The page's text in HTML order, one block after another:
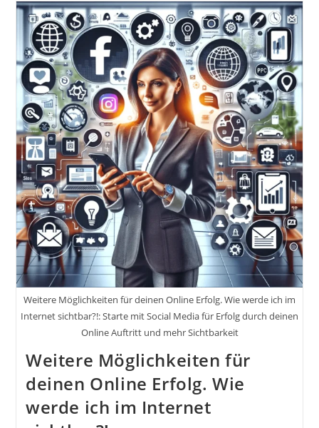
Sinn
In
Einem
Internetforum
Zu
Posten?
Werde
Experte
Und
Profi
Zu
Deinem
Thema!
Wie
Werde
Ich
Im
Internet
Sichtbar?!
Weitere Möglichkeiten für deinen Online Erfolg. Wie werde ich im
Internet sichtbar?!: Starte mit Social Media für Erfolg durch deinen
Online Auftritt und mehr Sichtbarkeit
Weitere Möglichkeiten für
deinen Online Erfolg. Wie
werde ich im Internet